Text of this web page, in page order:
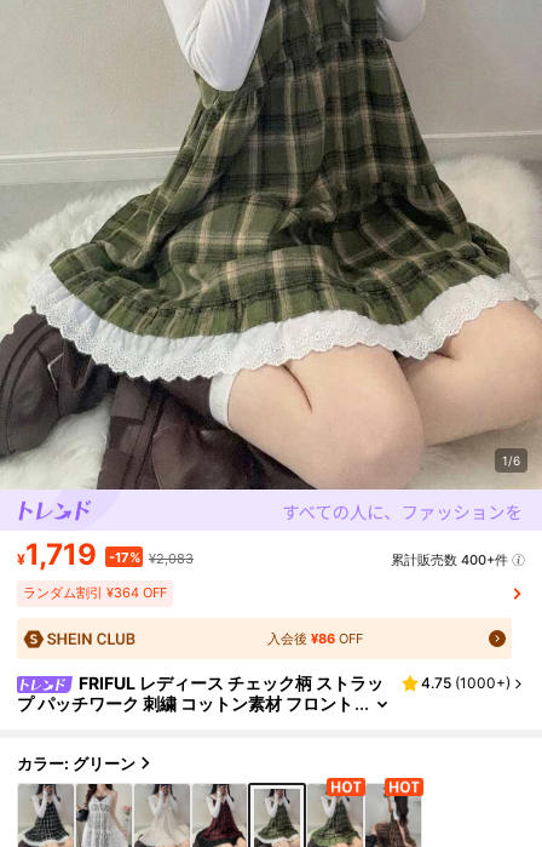
1/6
¥1,719 -17% ¥2,083
累計販売数 400+件
ランダム割引 ¥364 OFF
入会後¥86 OFF
FRIFUL レディース チェック柄 ストラッ
プ パッチワーク 刺繍 コットン素材 フロント
4.75 (1000+)
カラー: グリーン